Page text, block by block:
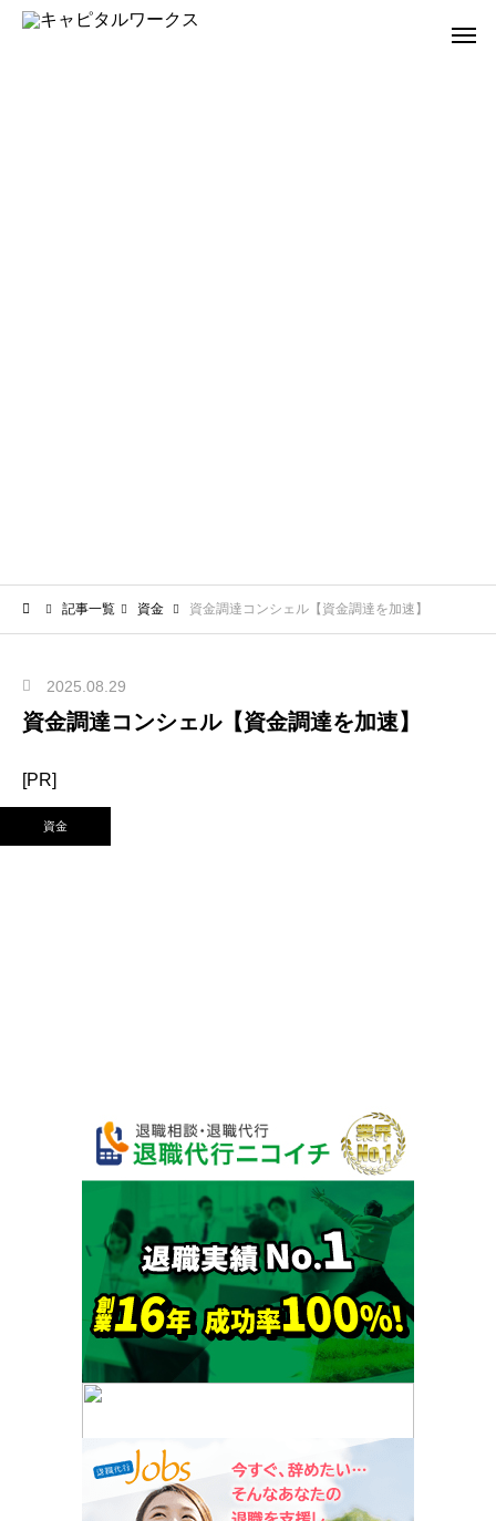
記事一覧 資金 資金調達コンシェル【資金調達を加速】
2025.08.29
資金調達コンシェル【資金調達を加速】
[PR]
資金